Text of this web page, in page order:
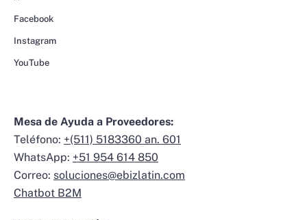
Facebook
Instagram
YouTube
Mesa de Ayuda a Proveedores:
Teléfono: +(511) 5183360 an. 601
WhatsApp: +51 954 614 850
Correo: soluciones@ebizlatin.com
Chatbot B2M